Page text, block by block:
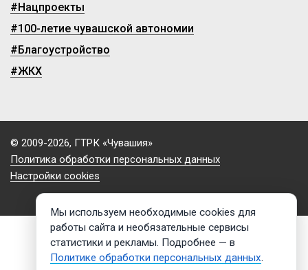
#Нацпроекты
#100-летие чувашской автономии
#Благоустройство
#ЖКХ
© 2009-2026, ГТРК «Чувашия»
Политика обработки персональных данных
Настройки cookies
Мы используем необходимые cookies для
работы сайта и необязательные сервисы
статистики и рекламы. Подробнее — в
Политике обработки персональных данных.